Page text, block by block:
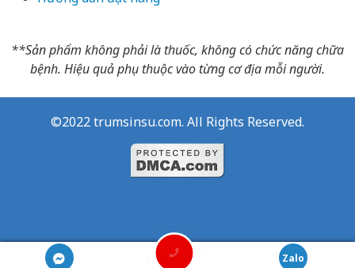
**Sản phẩm không phải là thuốc, không có chức năng chữa
bệnh. Hiệu quả phụ thuộc vào từng cơ địa mỗi người.
©2022 trumsinsu.com. All Rights Reserved.
Website đang bảo trì hệ thống